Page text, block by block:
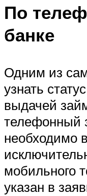
По
банке
Одним из
узнать
выдачей
телефонный
необходимо
мобильного
указан в